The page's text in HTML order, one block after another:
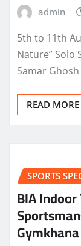
admin
5th to 11th
Nature” Solo
Samar
READ MORE
SPORTS
BIA
Gymkhana